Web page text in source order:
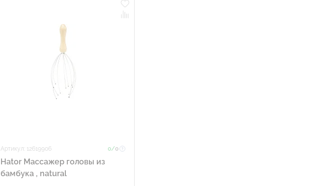
Артикул: 12619906 0/0
Hator Массажер головы из
бамбука , natural